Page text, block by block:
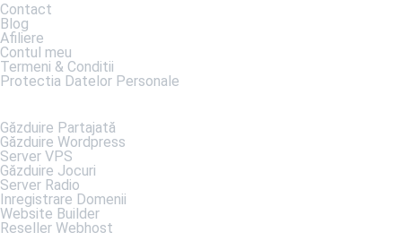
Contact
Blog
Afiliere
Contul meu
Termeni & Conditii
Protectia Datelor Personale
Găzduire Partajată
Găzduire Wordpress
Server VPS
Găzduire Jocuri
Server Radio
Inregistrare Domenii
Website Builder
Reseller Webhost